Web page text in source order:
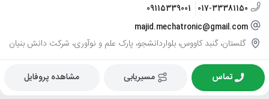
017-33381150
09115339001
majid.mechatronic@gmail.com
گلستان، گنبد کاووس، بلواردانشجو، پارک علم و نوآوری، شرکت دانش بنیان
تماس مسیریابی مشاهده پروفایل